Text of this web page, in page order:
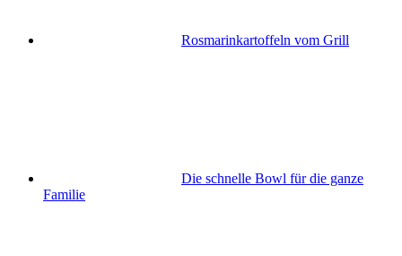
Rosmarinkartoffeln vom Grill
Die schnelle Bowl für die ganze
Familie